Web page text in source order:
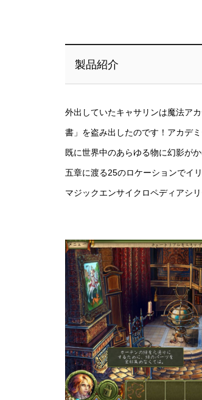
製品紹介
外出していたキャサリンは魔法ア
書」を盗み出したのです！アカデ
既に世界中のあらゆる物に幻影が
五章に渡る25のロケーションでイ
マジックエンサイクロペディアシ